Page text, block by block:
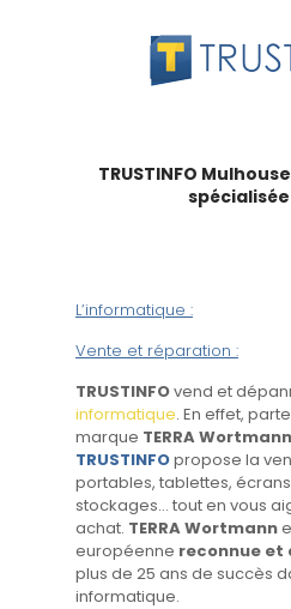
TRUSTINFO
L’informatique :
Vente et réparation :
TRUSTINFOvend et
informatique. En effet,
marque TERRA
TRUSTINFOpropose la
portables, tablettes, écrans
stockages… tout en vous
achat. TERRA Wortmann
européenne reconnue et
plus de 25 ans de succès
informatique.